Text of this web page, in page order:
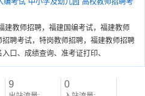
编考试 中小学及幼儿园 高校教师招聘考
教师招聘，福建国编考试，福建教师
聘考试，特岗教师招聘，福建教师招聘
口、成绩查询、准考证打印、
9 0